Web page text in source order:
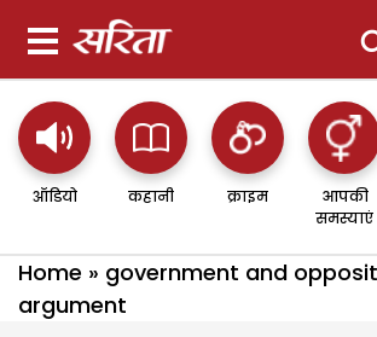
ऑडियो कहानी क्राइम
आपकी
समस्याएं
Home » government and
argument